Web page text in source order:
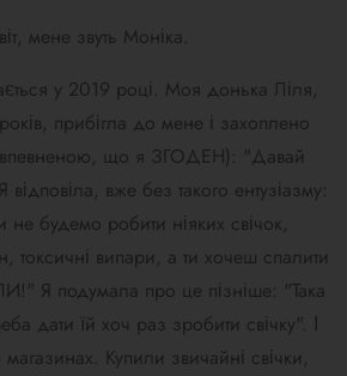
мене звуть Моніка.
у 2019 році. Моя донька Ліля,
прибігла до мене і захоплено
впевненою, що я ЗГОДЕН): "Давай
вже без такого ентузіазму:
будемо робити ніяких свічок,
токсичні випари, а ти хочеш спалити
Я подумала про це пізніше: "Така
дати їй хоч раз зробити свічку". І
Купили звичайні свічки,